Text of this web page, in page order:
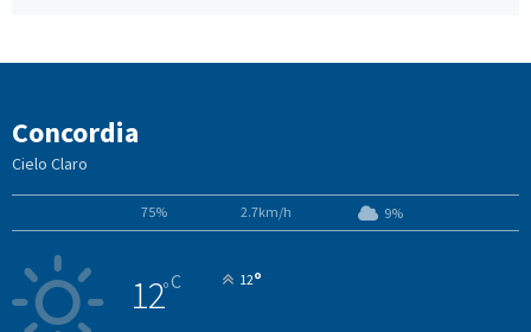
Concordia
Cielo Claro
75% 2.7km/h 9%
12°C 12°